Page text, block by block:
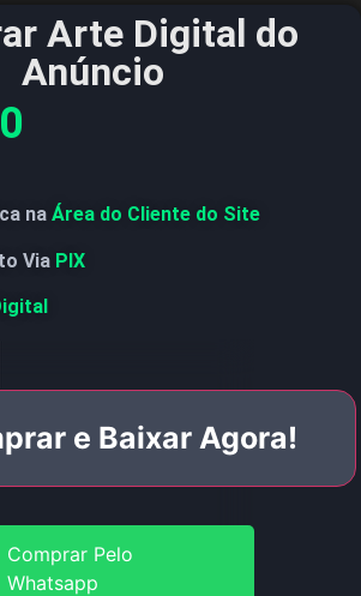
Arte Digital do
Anúncio
na Área do Cliente do Site
Via PIX
e Baixar Agora!
Comprar Pelo
Whatsapp